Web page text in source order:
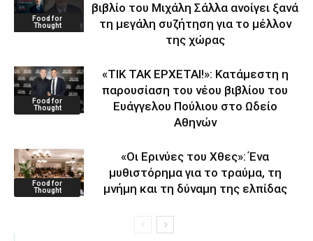
Food for
Thought
βιβλίο του Μιχάλη Σάλλα ανοίγει ξανά
τη μεγάλη συζήτηση για το μέλλον
της χώρας
Food for
Thought
«ΤΙΚ ΤΑΚ ΕΡΧΕΤΑΙ!»: Κατάμεστη η
παρουσίαση του νέου βιβλίου του
Ευάγγελου Πούλιου στο Ωδείο
Αθηνών
Food for
Thought
«Οι Ερινύες του Χθες»: Ένα
μυθιστόρημα για το τραύμα, τη
μνήμη και τη δύναμη της ελπίδας